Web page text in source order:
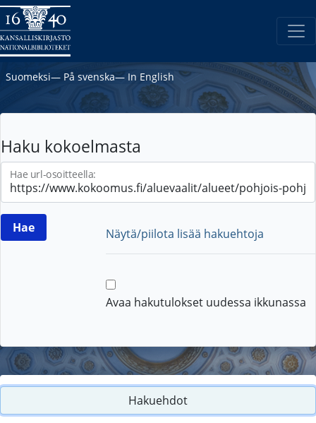
Suomeksi― På svenska― In English
Haku kokoelmasta
Hae url-osoitteella:
Näytä/piilota lisää hakuehtoja
Avaa hakutulokset uudessa ikkunassa
Hakuehdot